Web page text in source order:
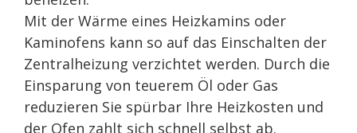
Mit der Wärme eines Heizkamins oder
Kaminofens kann so auf das Einschalten der
Zentralheizung verzichtet werden. Durch die
Einsparung von teuerem Öl oder Gas
reduzieren Sie spürbar Ihre Heizkosten und
der Ofen zahlt sich schnell selbst ab.